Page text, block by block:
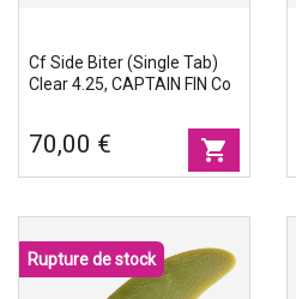
Cf Side Biter (Single Tab)
Clear 4.25, CAPTAIN FIN Co
70,00 € shopping_cart
Rupture de stock